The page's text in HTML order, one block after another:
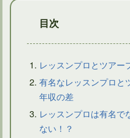
日本アマチュアゴルフ選手権
目次
レッスンプロとツアー
有名なレッスンプロと
年収の差
レッスンプロは有名で
ない！？